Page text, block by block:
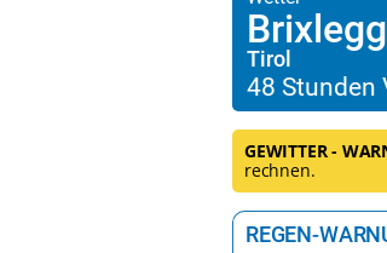
Brixlegg
Tirol
GEWITTER -
rechnen.
REGEN-